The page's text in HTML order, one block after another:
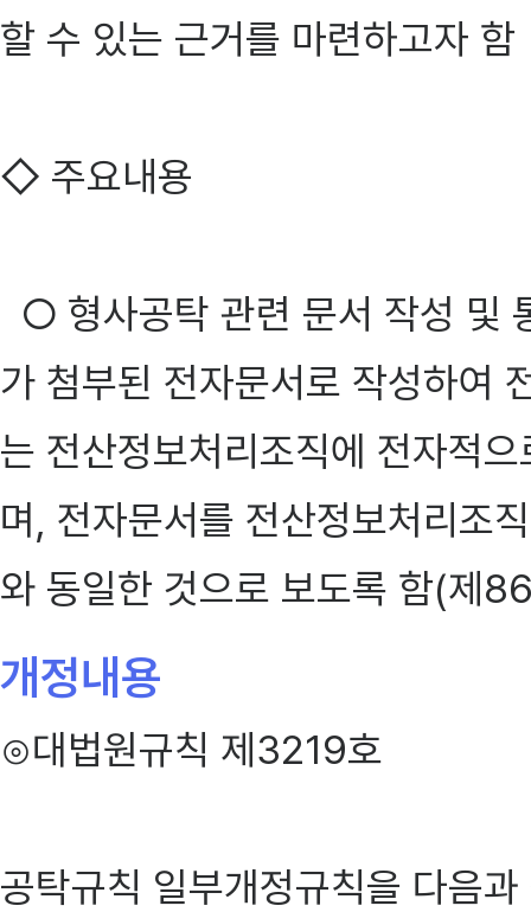
할 수 있는 근거를 마련하고자 함
◇ 주요내용
○ 형사공탁 관련 문서 작성 및
가 첨부된 전자문서로 작성하여
는 전산정보처리조직에 전자적
며, 전자문서를 전산정보처리조
와 동일한 것으로 보도록 함(제
개정내용
⊙대법원규칙 제3219호
공탁규칙 일부개정규칙을 다음